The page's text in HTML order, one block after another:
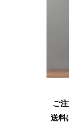
ご
送料